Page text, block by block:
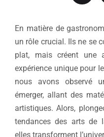
En matière de
un rôle crucial. Ils ne se
plat, mais créent une
expérience unique pour
nous avons observé
émerger, allant des
artistiques. Alors,
tendances des arts de
elles transforment